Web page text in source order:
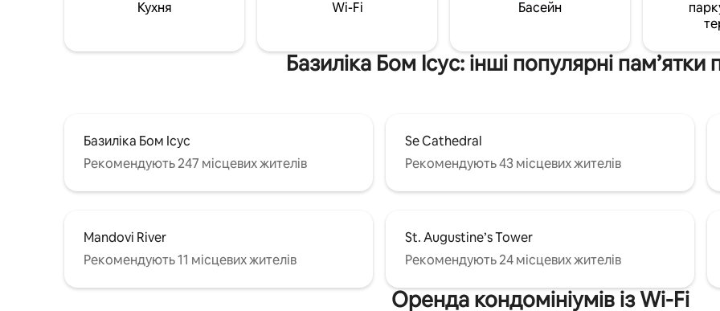
хвилин їзди від пляжу Анджуна, поруч
Кандолім і Бага!
до ресторанів, магазинів, оренди
безперебійне перебування.
ресторанів, винних магазинів
супермаркетів, щоб
Кухня Wi-Fi Басейн
Базиліка Бом Ісус: інші популярні пам’ятки
Базиліка Бом Ісус
Рекомендують 247 місцевих жителів
Se Cathedral
Рекомендують 43 місцевих жителів
Mandovi River
Рекомендують 11 місцевих жителів
St. Augustine’s Tower
Рекомендують 24 місцевих жителів
Оренда кондомініумів із Wi-Fi